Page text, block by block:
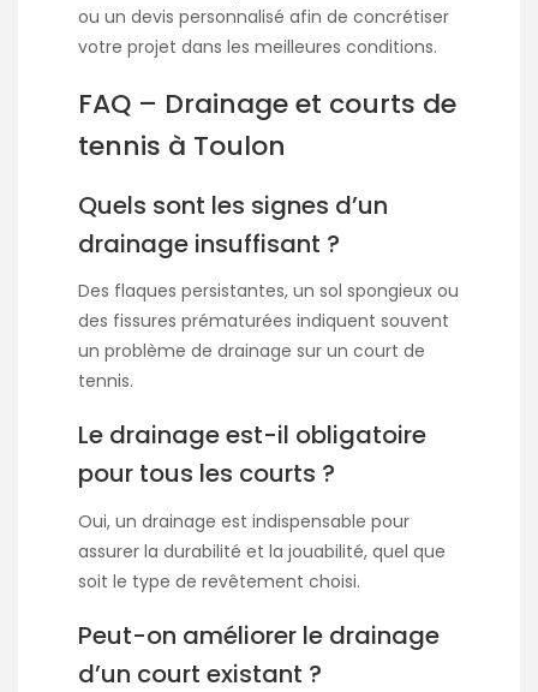
ou un devis personnalisé afin de concrétiser
votre projet dans les meilleures conditions.
FAQ – Drainage et courts de
tennis à Toulon
Quels sont les signes d’un
drainage insuffisant ?
Des flaques persistantes, un sol spongieux ou
des fissures prématurées indiquent souvent
un problème de drainage sur un court de
tennis.
Le drainage est-il obligatoire
pour tous les courts ?
Oui, un drainage est indispensable pour
assurer la durabilité et la jouabilité, quel que
soit le type de revêtement choisi.
Peut-on améliorer le drainage
d’un court existant ?